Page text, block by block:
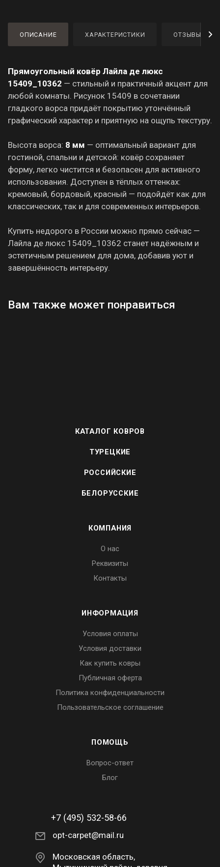
ОПИСАНИЕ ХАРАКТЕРИСТИКИ ОТЗЫВЫ
Прямоугольный ковёр Лайла де люкс
15409_10362 — стильный и практичный акцент для
любой комнаты. Рисунок 15409 в сочетании
гладкого ворса придаёт покрытию утончённый
графический характер и приятную на ощупь текстуру.
Высота ворса: 8 мм — оптимальный вариант для
гостиной, спальни и детской: ковёр сохраняет
форму, легко чистится и безопасен для активного
использования. Доступен в тёплых оттенках:
кремовый, бордовый, красный — подойдёт как для
классических, так и для современных интерьеров.
Купить недорого в России можно прямо сейчас —
Лайла де люкс 15409_10362 станет надёжным и
эстетичным решением для дома, добавив уют и
завершённость интерьеру.
Вам также может понравиться
КАТАЛОГ КОВРОВ
ТУРЕЦКИЕ
РОССИЙСКИЕ
БЕЛОРУССКИЕ
КОМПАНИЯ
О нас
Реквизиты
Контакты
ИНФОРМАЦИЯ
Условия оплаты
Условия доставки
Как купить ковры
Публичная оферта
Политика конфиденциальности
Пользовательское соглашение
ПОМОЩЬ
Вопрос-ответ
Блог
+7 (495) 532-58-66
opt-carpet@mail.ru
Московская область,